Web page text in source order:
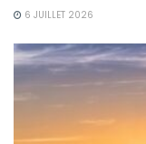
6 JUILLET 2026